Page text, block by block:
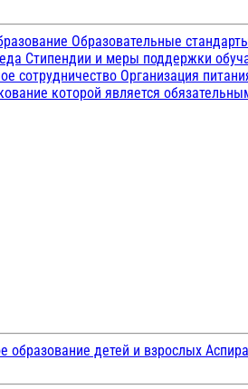
Образовательные
Стипендии и меры поддержки
сотрудничество Организация
которой является
образование детей и взрослых